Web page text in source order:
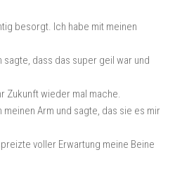
besorgt. Ich habe mit meinen
dass das super geil war und
Zukunft wieder mal mache.
Arm und sagte, das sie es mir
voller Erwartung meine Beine